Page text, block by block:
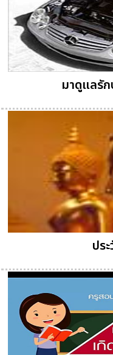
มาดูแลรัก
ปร